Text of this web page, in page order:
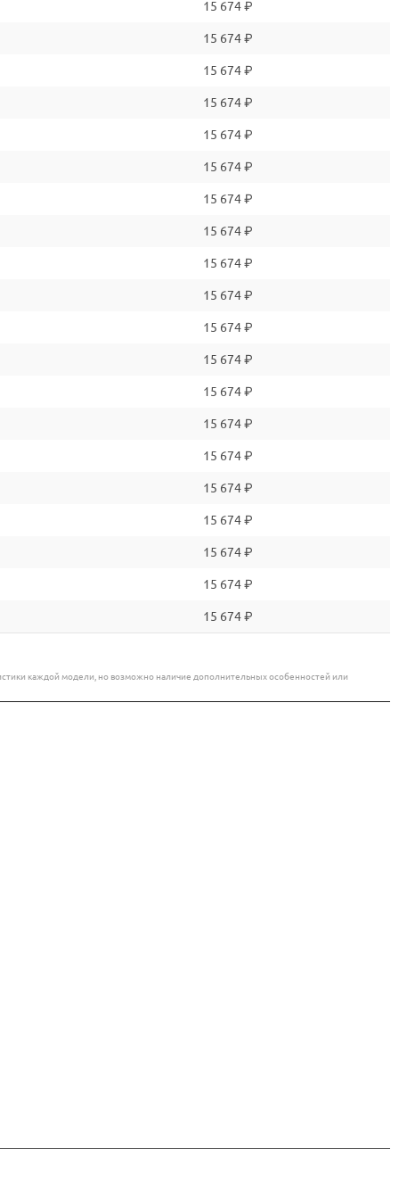
и геотехнических проектах, предотвращая повреждения
двигателями и использование передовых материалов,
их универсальность и востребованность на рынке
15 674 ₽
15 674 ₽
15 674 ₽
15 674 ₽
15 674 ₽
15 674 ₽
15 674 ₽
15 674 ₽
15 674 ₽
15 674 ₽
15 674 ₽
15 674 ₽
15 674 ₽
15 674 ₽
15 674 ₽
15 674 ₽
15 674 ₽
15 674 ₽
15 674 ₽
15 674 ₽
каждой модели, но возможно наличие дополнительных особенностей или